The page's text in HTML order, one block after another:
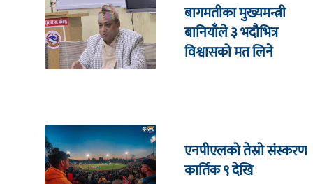
बागमतीका मुख्यमन्त्री
बानियाँले ३ भदौभित्र
विश्वासको मत लिने
एनपीएलको तेस्रो संस्करण
कार्तिक ९ देखि